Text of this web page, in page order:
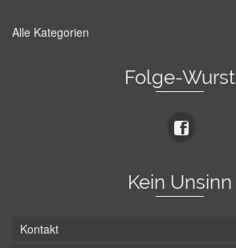
Alle Kategorien
Folge-Wurst
Kein Unsinn
Kontakt